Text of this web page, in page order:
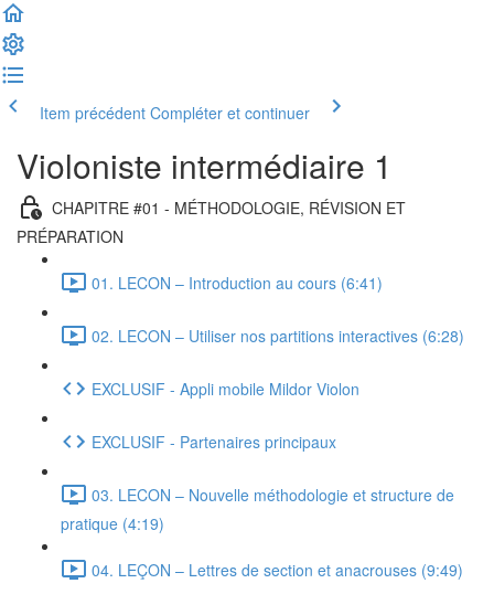
Item précédent Compléter et continuer
Violoniste intermédiaire 1
CHAPITRE #01 - MÉTHODOLOGIE, RÉVISION ET
PRÉPARATION
01. LECON – Introduction au cours (6:41)
02. LECON – Utiliser nos partitions interactives (6:28)
EXCLUSIF - Appli mobile Mildor Violon
EXCLUSIF - Partenaires principaux
03. LECON – Nouvelle méthodologie et structure de
pratique (4:19)
04. LEÇON – Lettres de section et anacrouses (9:49)